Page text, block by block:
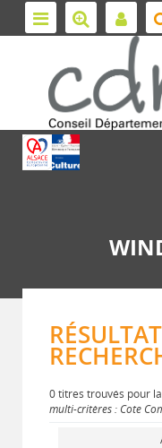
0 titres trouvés pour
multi-critères : Cote